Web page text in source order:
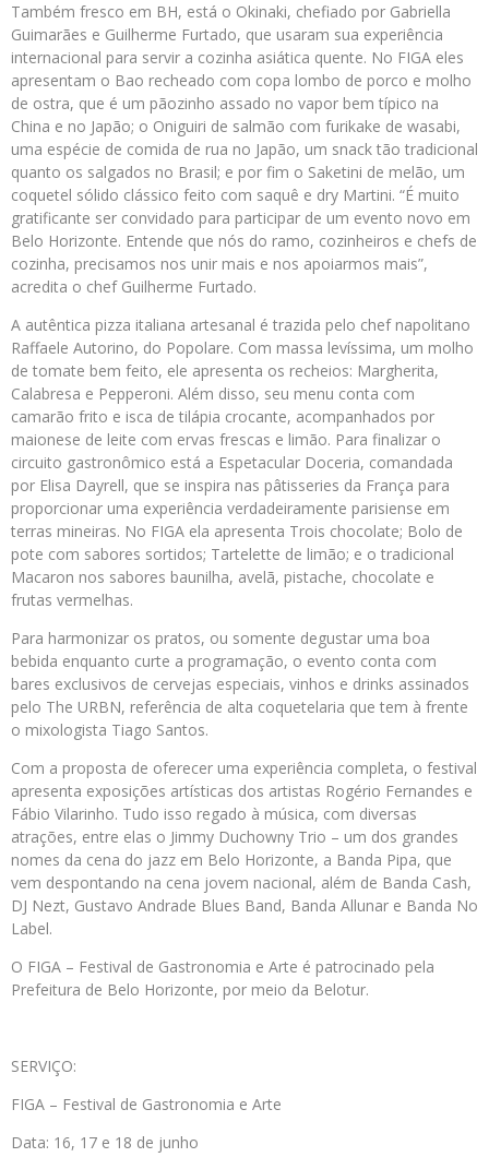
Também fresco em BH, está o Okinaki, chefiado por Gabriella
Guimarães e Guilherme Furtado, que usaram sua experiência
internacional para servir a cozinha asiática quente. No FIGA eles
apresentam o Bao recheado com copa lombo de porco e molho
de ostra, que é um pãozinho assado no vapor bem típico na
China e no Japão; o Oniguiri de salmão com furikake de wasabi,
uma espécie de comida de rua no Japão, um snack tão tradicional
quanto os salgados no Brasil; e por fim o Saketini de melão, um
coquetel sólido clássico feito com saquê e dry Martini. “É muito
gratificante ser convidado para participar de um evento novo em
Belo Horizonte. Entende que nós do ramo, cozinheiros e chefs de
cozinha, precisamos nos unir mais e nos apoiarmos mais”,
acredita o chef Guilherme Furtado.
A autêntica pizza italiana artesanal é trazida pelo chef napolitano
Raffaele Autorino, do Popolare. Com massa levíssima, um molho
de tomate bem feito, ele apresenta os recheios: Margherita,
Calabresa e Pepperoni. Além disso, seu menu conta com
camarão frito e isca de tilápia crocante, acompanhados por
maionese de leite com ervas frescas e limão. Para finalizar o
circuito gastronômico está a Espetacular Doceria, comandada
por Elisa Dayrell, que se inspira nas pâtisseries da França para
proporcionar uma experiência verdadeiramente parisiense em
terras mineiras. No FIGA ela apresenta Trois chocolate; Bolo de
pote com sabores sortidos; Tartelette de limão; e o tradicional
Macaron nos sabores baunilha, avelã, pistache, chocolate e
frutas vermelhas.
Para harmonizar os pratos, ou somente degustar uma boa
bebida enquanto curte a programação, o evento conta com
bares exclusivos de cervejas especiais, vinhos e drinks assinados
pelo The URBN, referência de alta coquetelaria que tem à frente
o mixologista Tiago Santos.
Com a proposta de oferecer uma experiência completa, o festival
apresenta exposições artísticas dos artistas Rogério Fernandes e
Fábio Vilarinho. Tudo isso regado à música, com diversas
atrações, entre elas o Jimmy Duchowny Trio – um dos grandes
nomes da cena do jazz em Belo Horizonte, a Banda Pipa, que
vem despontando na cena jovem nacional, além de Banda Cash,
DJ Nezt, Gustavo Andrade Blues Band, Banda Allunar e Banda No
Label.
O FIGA – Festival de Gastronomia e Arte é patrocinado pela
Prefeitura de Belo Horizonte, por meio da Belotur.
SERVIÇO:
FIGA – Festival de Gastronomia e Arte
Data: 16, 17 e 18 de junho